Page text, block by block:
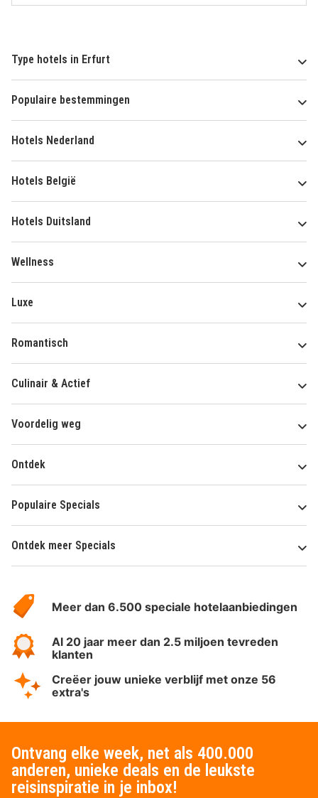
Type hotels in Erfurt
Populaire bestemmingen
Hotels Nederland
Hotels België
Hotels Duitsland
Wellness
Luxe
Romantisch
Culinair & Actief
Voordelig weg
Ontdek
Populaire Specials
Ontdek meer Specials
HotelSpecials
Meer dan 6.500 speciale hotelaanbiedingen
Al 20 jaar meer dan 2.5 miljoen tevreden
klanten
Creëer jouw unieke verblijf met onze 56
extra's
Ontvang elke week, net als 400.000
anderen, unieke deals en de leukste
reisinspiratie in je inbox!